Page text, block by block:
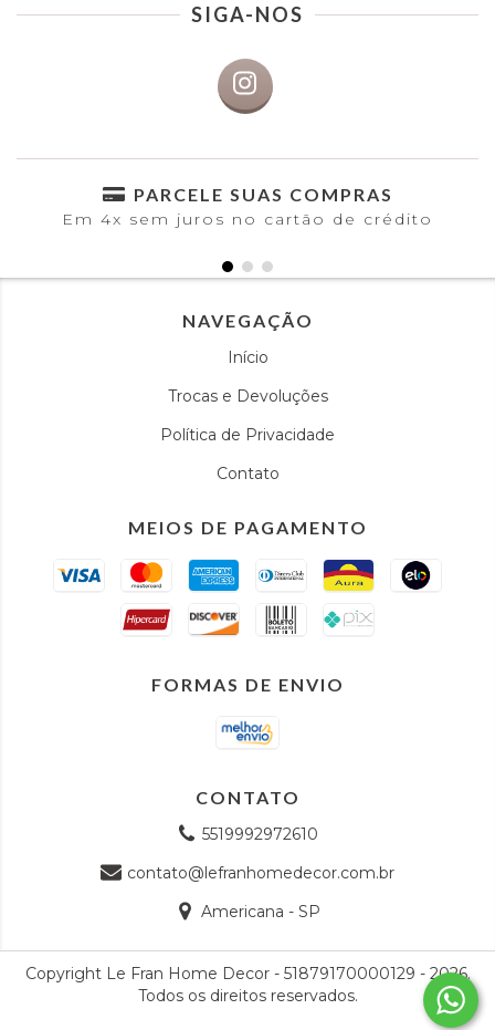
SIGA-NOS
PARCELE SUAS COMPRAS
Em 4x sem juros no cartão de crédito
NAVEGAÇÃO
Início
Trocas e Devoluções
Política de Privacidade
Contato
MEIOS DE PAGAMENTO
FORMAS DE ENVIO
CONTATO
5519992972610
contato@lefranhomedecor.com.br
Americana - SP
Copyright Le Fran Home Decor - 51879170000129 - 2026.
Todos os direitos reservados.